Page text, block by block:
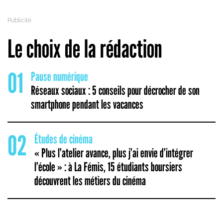
Le choix de la rédaction
01 Pause numérique
Réseaux sociaux : 5 conseils pour décrocher de son
smartphone pendant les vacances
02 Études de cinéma
« Plus l’atelier avance, plus j’ai envie d’intégrer
l’école » : à La Fémis, 15 étudiants boursiers
découvrent les métiers du cinéma